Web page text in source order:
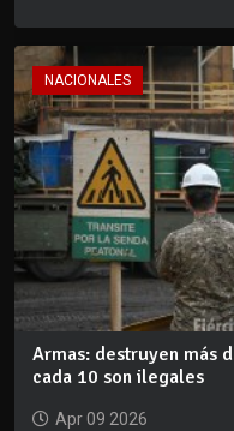
NACIONALES
Armas: destruyen más
cada 10 son ilegales
Apr 09 2026